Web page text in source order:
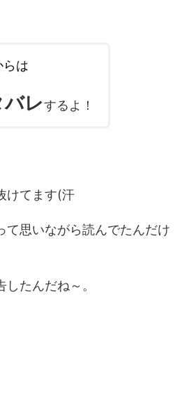
らは
レするよ！
けてます(汗
て思いながら読んでたんだけ
たんだね～。